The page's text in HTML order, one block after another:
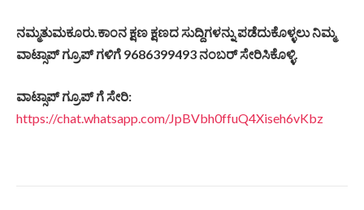
ನಮ್ಮತುಮಕೂರು.ಕಾಂನ ಕ್ಷಣ ಕ್ಷಣದಸುದ್ದಿಗಳನ್ನುಪಡೆದುಕೊಳ್ಳಲುನಿಮ್ಮ
ವಾಟ್ಸಾಪ್ಗ್ರೂಪ್ಗಳಿಗೆ 9686399493 ನಂಬರ್ಸೇರಿಸಿಕೊಳ್ಳಿ.
ವಾಟ್ಸಾಪ್ ಗ್ರೂಪ್ ಗೆಸೇರಿ:
https://chat.whatsapp.com/JpBVbh0ffuQ4Xiseh6vKbz